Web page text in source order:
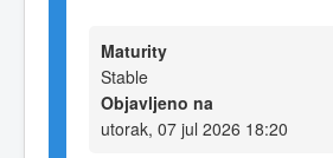
Maturity
Stable
Objavljeno na
utorak, 07 jul 2026 18:20